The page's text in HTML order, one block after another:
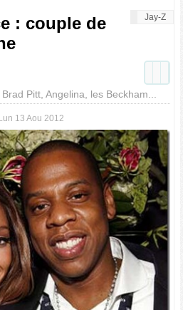
Jay-Z
: couple de
Pitt, Angelina, les Beckham...
Lun 13 Aou 2012